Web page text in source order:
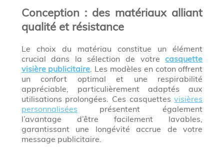
Conception : des matériaux alliant
qualité et résistance
Le choix du matériau constitue un élément
crucial dans la sélection de votrecasquette
visière publicitaire . Les modèles en coton offrent
un confort optimal et une respirabilité
appréciable, particulièrement adaptés aux
utilisations prolongées. Ces casquettesvisières
personnalisées présentent également
l’avantage d’être facilement lavables,
garantissant une longévité accrue de votre
message publicitaire.